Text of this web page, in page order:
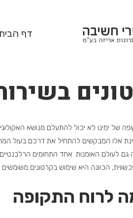
דף
של ימינו לא יכול להתעלם מנושא
אלו המבקשים להתחיל את דרכם בעול
גם לעולם האומנות. אחד התחומים
הכוונה היא שימוש בקרטונים
לרוח התקופה